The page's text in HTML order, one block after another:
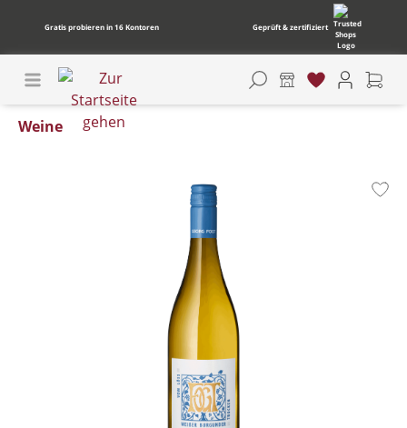
Gratis probieren in 16 Kontoren Geprüft & zertifiziert
Weine